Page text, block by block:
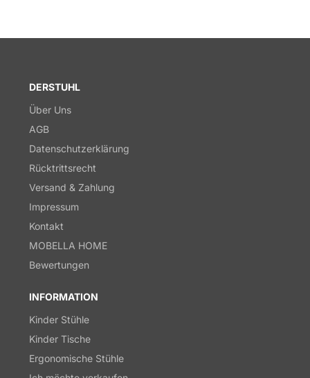
DERSTUHL
Über Uns
AGB
Datenschutzerklärung
Rücktrittsrecht
Versand & Zahlung
Impressum
Kontakt
MOBELLA HOME
Bewertungen
INFORMATION
Kinder Stühle
Kinder Tische
Ergonomische Stühle